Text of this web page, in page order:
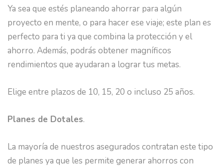
Ya sea que estés planeando ahorrar para algún
proyecto en mente, o para hacer ese viaje; este plan es
perfecto para ti ya que combina la protección y el
ahorro. Además, podrás obtener magníficos
rendimientos que ayudaran a lograr tus metas.
Elige entre plazos de 10, 15, 20 o incluso 25 años.
Planes de Dotales.
La mayoría de nuestros asegurados contratan este tipo
de planes ya que les permite generar ahorros con